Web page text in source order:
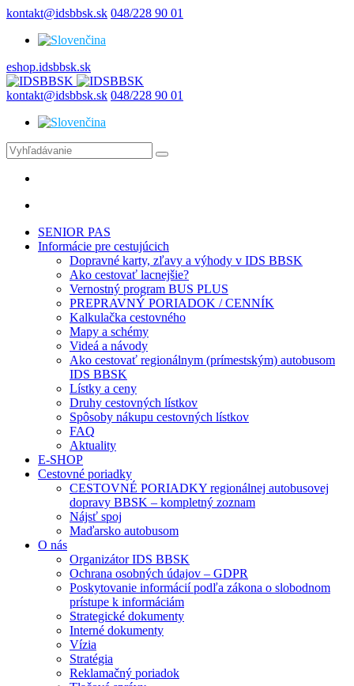
kontakt@idsbbsk.sk 048/228 90 01
eshop.idsbbsk.sk
kontakt@idsbbsk.sk 048/228 90 01
SENIOR PAS
Informácie pre cestujúcich
Dopravné karty, zľavy a výhody v IDS BBSK
Ako cestovať lacnejšie?
Vernostný program BUS PLUS
PREPRAVNÝ PORIADOK / CENNÍK
Kalkulačka cestovného
Mapy a schémy
Videá a návody
Ako cestovať regionálnym (prímestským) autobusom
IDS BBSK
Lístky a ceny
Druhy cestovných lístkov
Spôsoby nákupu cestovných lístkov
FAQ
Aktuality
E-SHOP
Cestovné poriadky
CESTOVNÉ PORIADKY regionálnej autobusovej
dopravy BBSK – kompletný zoznam
Nájsť spoj
Maďarsko autobusom
O nás
Organizátor IDS BBSK
Ochrana osobných údajov – GDPR
Poskytovanie informácií podľa zákona o slobodnom
prístupe k informáciám
Strategické dokumenty
Interné dokumenty
Vízia
Stratégia
Reklamačný poriadok